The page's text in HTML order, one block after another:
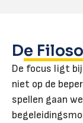
De
De focus ligt
niet op de
spellen gaan